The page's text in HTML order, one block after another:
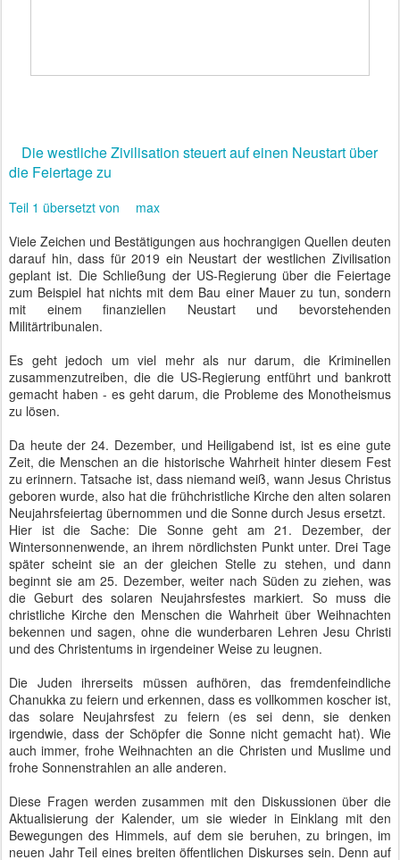
Die westliche Zivilisation steuert auf einen Neustart über
die Feiertage zu
Teil 1 übersetzt von
max
Viele Zeichen und Bestätigungen aus hochrangigen Quellen deuten
darauf hin, dass für 2019 ein Neustart der westlichen Zivilisation
geplant ist. Die Schließung der US-Regierung über die Feiertage
zum Beispiel hat nichts mit dem Bau einer Mauer zu tun, sondern
mit einem finanziellen Neustart und bevorstehenden
Militärtribunalen.
Es geht jedoch um viel mehr als nur darum, die Kriminellen
zusammenzutreiben, die die US-Regierung entführt und bankrott
gemacht haben - es geht darum, die Probleme des Monotheismus
zu lösen.
Da heute der 24. Dezember, und Heiligabend ist, ist es eine gute
Zeit, die Menschen an die historische Wahrheit hinter diesem Fest
zu erinnern. Tatsache ist, dass niemand weiß, wann Jesus Christus
geboren wurde, also hat die frühchristliche Kirche den alten solaren
Neujahrsfeiertag übernommen und die Sonne durch Jesus ersetzt.
Hier ist die Sache: Die Sonne geht am 21. Dezember, der
Wintersonnenwende, an ihrem nördlichsten Punkt unter. Drei Tage
später scheint sie an der gleichen Stelle zu stehen, und dann
beginnt sie am 25. Dezember, weiter nach Süden zu ziehen, was
die Geburt des solaren Neujahrsfestes markiert. So muss die
christliche Kirche den Menschen die Wahrheit über Weihnachten
bekennen und sagen, ohne die wunderbaren Lehren Jesu Christi
und des Christentums in irgendeiner Weise zu leugnen.
Die Juden ihrerseits müssen aufhören, das fremdenfeindliche
Chanukka zu feiern und erkennen, dass es vollkommen koscher ist,
das solare Neujahrsfest zu feiern (es sei denn, sie denken
irgendwie, dass der Schöpfer die Sonne nicht gemacht hat). Wie
auch immer, frohe Weihnachten an die Christen und Muslime und
frohe Sonnenstrahlen an alle anderen.
Diese Fragen werden zusammen mit den Diskussionen über die
Aktualisierung der Kalender, um sie wieder in Einklang mit den
Bewegungen des Himmels, auf dem sie beruhen, zu bringen, im
neuen Jahr Teil eines breiten öffentlichen Diskurses sein. Denn auf